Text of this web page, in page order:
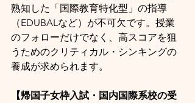
熟知した「国際教育特化型」の指導
（EDUBALなど）が不可欠です。授業
のフォローだけでなく、高スコアを狙
うためのクリティカル・シンキングの
養成が求められます。
【帰国子女枠入試・国内国際系校の受